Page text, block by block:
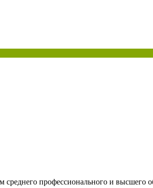
профессионального и высшего